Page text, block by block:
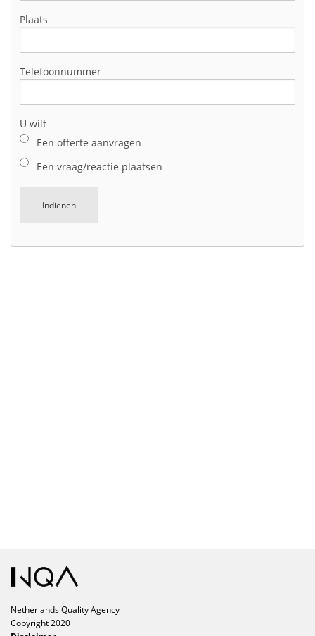
Plaats
Telefoonnummer
U wilt
Een offerte aanvragen
Een vraag/reactie plaatsen
Indienen
Netherlands Quality Agency
Copyright 2020